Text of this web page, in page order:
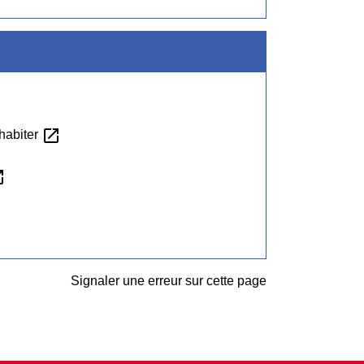
open_in_new
Signaler une erreur sur cette page